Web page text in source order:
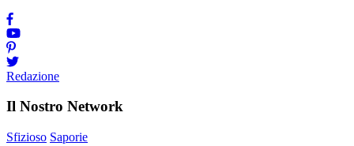
Redazione
Il Nostro Network
Sfizioso Saporie